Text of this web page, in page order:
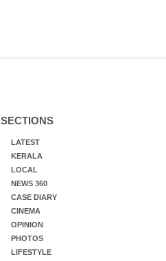
SECTIONS
LATEST
KERALA
LOCAL
NEWS 360
CASE DIARY
CINEMA
OPINION
PHOTOS
LIFESTYLE